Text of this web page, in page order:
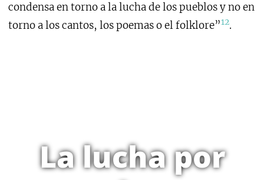
condensa en torno a la lucha de los pueblos y no en
torno a los cantos, los poemas o el folklore”12.
La lucha por